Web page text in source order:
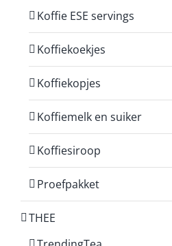
Koffie ESE servings
Koffiekoekjes
Koffiekopjes
Koffiemelk en suiker
Koffiesiroop
Proefpakket
THEE